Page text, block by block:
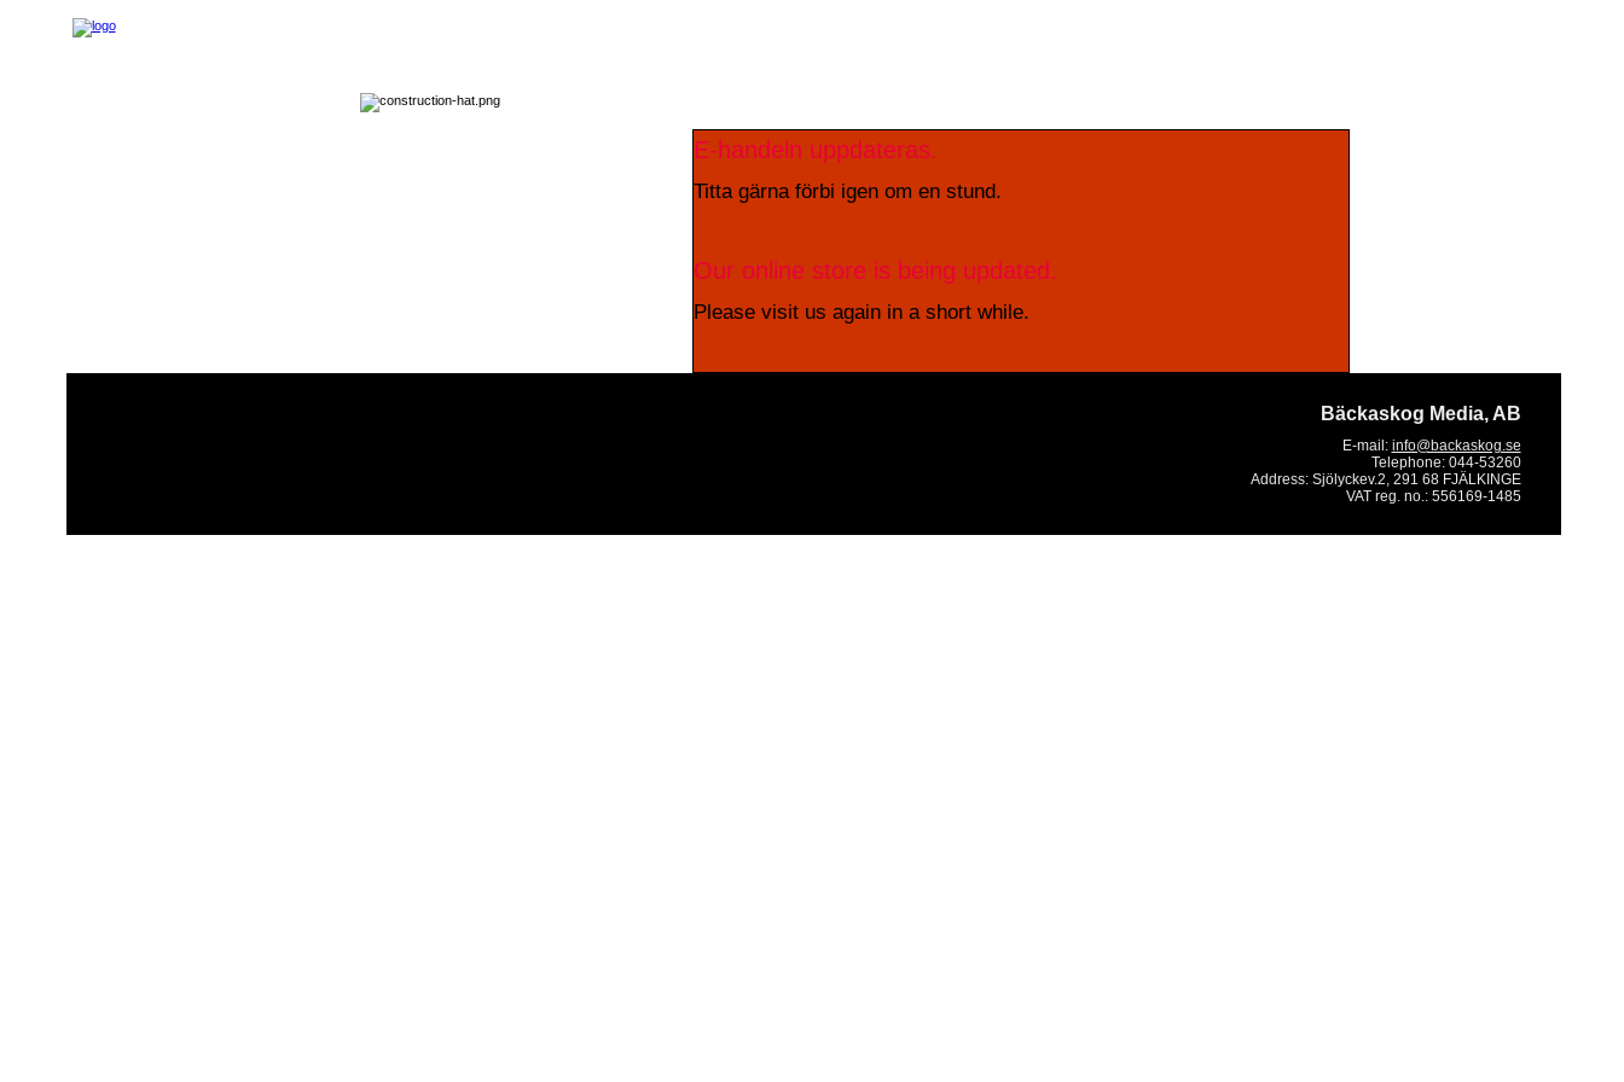
E-handeln uppdateras.
Titta gärna förbi igen om en stund.
Our online store is being updated.
Please visit us again in a short while.
Bäckaskog Media, AB
E-mail: info@backaskog.se
Telephone: 044-53260
Address: Sjölyckev.2, 291 68 FJÄLKINGE
VAT reg. no.: 556169-1485